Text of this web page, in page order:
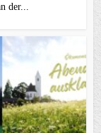
der...